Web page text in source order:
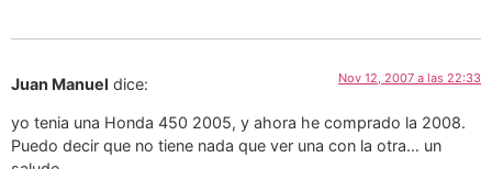
Juan Manuel dice: Nov 12, 2007 a las 22:33
yo tenia una Honda 450 2005, y ahora he comprado la 2008.
Puedo decir que no tiene nada que ver una con la otra… un